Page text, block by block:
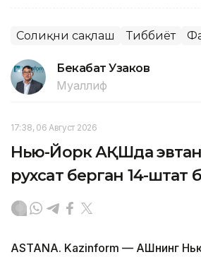
Соғлиқни сақлаш Тиббиёт
Бекабат Узаков
Муаллиф
17:38, 06 Август 2026
Нью-Йорк АҚШда
рухсат берган 14-штат
ASTANA. Kazinform — АҚШнинг